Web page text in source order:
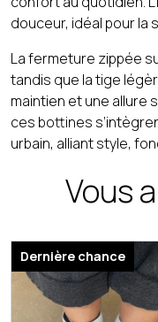
douceur, idéal pour la
La fermeture zippée
tandis que la tige
maintien et une allure
ces bottines
urbain, alliant style,
Vous
Dernière chance